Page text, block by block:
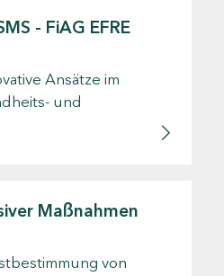
- FiAG EFRE
Ansätze im
und
Maßnahmen
von